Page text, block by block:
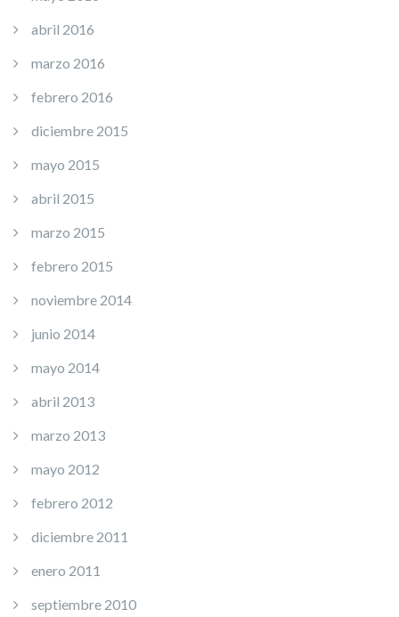
abril 2016
marzo 2016
febrero 2016
diciembre 2015
mayo 2015
abril 2015
marzo 2015
febrero 2015
noviembre 2014
junio 2014
mayo 2014
abril 2013
marzo 2013
mayo 2012
febrero 2012
diciembre 2011
enero 2011
septiembre 2010